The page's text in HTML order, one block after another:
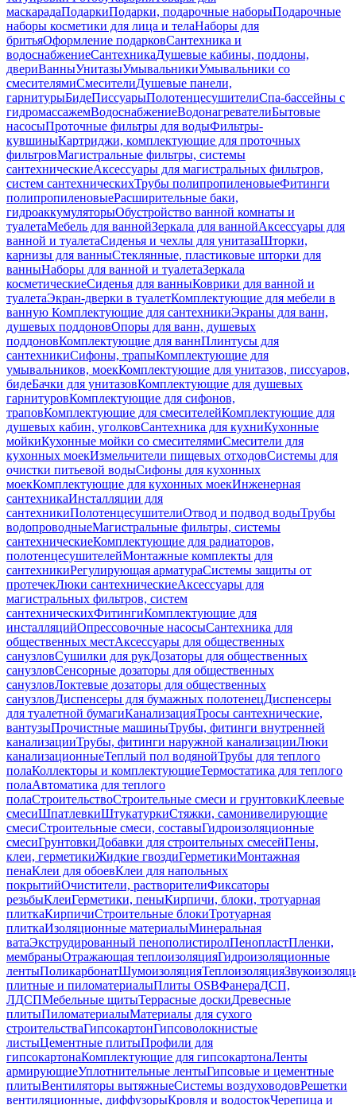
маскарадаПодаркиПодарки, подарочные наборыПодарочные
наборы косметики для лица и телаНаборы для
бритьяОформление подарковСантехника и
водоснабжениеСантехникаДушевые кабины, поддоны,
двериВанныУнитазыУмывальникиУмывальники со
смесителямиСмесителиДушевые панели,
гарнитурыБидеПиссуарыПолотенцесушителиСпа-бассейны с
гидромассажемВодоснабжениеВодонагревателиБытовые
насосыПроточные фильтры для водыФильтры-
кувшиныКартриджи, комплектующие для проточных
фильтровМагистральные фильтры, системы
сантехническиеАксессуары для магистральных фильтров,
систем сантехническихТрубы полипропиленовыеФитинги
полипропиленовыеРасширительные баки,
гидроаккумуляторыОбустройство ванной комнаты и
туалетаМебель для ваннойЗеркала для ваннойАксессуары для
ванной и туалетаСиденья и чехлы для унитазаШторки,
карнизы для ванныСтеклянные, пластиковые шторки для
ванныНаборы для ванной и туалетаЗеркала
косметическиеСиденья для ванныКоврики для ванной и
туалетаЭкран-дверки в туалетКомплектующие для мебели в
ванную Комплектующие для сантехникиЭкраны для ванн,
душевых поддоновОпоры для ванн, душевых
поддоновКомплектующие для ваннПлинтусы для
сантехникиСифоны, трапыКомплектующие для
умывальников, моекКомплектующие для унитазов, писсуаров,
бидеБачки для унитазовКомплектующие для душевых
гарнитуровКомплектующие для сифонов,
траповКомплектующие для смесителейКомплектующие для
душевых кабин, уголковСантехника для кухниКухонные
мойкиКухонные мойки со смесителямиСмесители для
кухонных моекИзмельчители пищевых отходовСистемы для
очистки питьевой водыСифоны для кухонных
моекКомплектующие для кухонных моекИнженерная
сантехникаИнсталляции для
сантехникиПолотенцесушителиОтвод и подвод водыТрубы
водопроводныеМагистральные фильтры, системы
сантехническиеКомплектующие для радиаторов,
полотенцесушителейМонтажные комплекты для
сантехникиРегулирующая арматураСистемы защиты от
протечекЛюки сантехническиеАксессуары для
магистральных фильтров, систем
сантехническихФитингиКомплектующие для
инсталляцийОпрессовочные насосыСантехника для
общественных местАксессуары для общественных
санузловСушилки для рукДозаторы для общественных
санузловСенсорные дозаторы для общественных
санузловЛоктевые дозаторы для общественных
санузловДиспенсеры для бумажных полотенецДиспенсеры
для туалетной бумагиКанализацияТросы сантехнические,
вантузыПрочистные машиныТрубы, фитинги внутренней
канализацииТрубы, фитинги наружной канализацииЛюки
канализационныеТеплый пол водянойТрубы для теплого
полаКоллекторы и комплектующиеТермостатика для теплого
полаАвтоматика для теплого
полаСтроительствоСтроительные смеси и грунтовкиКлеевые
смесиШпатлевкиШтукатуркиСтяжки, самонивелирующие
смесиСтроительные смеси, составыГидроизоляционные
смесиГрунтовкиДобавки для строительных смесейПены,
клеи, герметикиЖидкие гвоздиГерметикиМонтажная
пенаКлеи для обоевКлеи для напольных
покрытийОчистители, растворителиФиксаторы
резьбыКлеиГерметики, пеныКирпичи, блоки, тротуарная
плиткаКирпичиСтроительные блокиТротуарная
плиткаИзоляционные материалыМинеральная
ватаЭкструдированный пенополистиролПенопластПленки,
мембраныОтражающая теплоизоляцияГидроизоляционные
лентыПоликарбонатШумоизоляцияТеплоизоляция
плитные и пиломатериалыПлиты OSBФанераДСП,
ЛДСПМебельные щитыТеррасные доскиДревесные
плитыПиломатериалыМатериалы для сухого
строительстваГипсокартонГипсоволокнистые
листыЦементные плитыПрофили для
гипсокартонаКомплектующие для гипсокартонаЛенты
армирующиеУплотнительные лентыГипсовые и цементные
плитыВентиляторы вытяжныеСистемы воздуховодовРешетки
вентиляционные, диффузорыКровля и водостокЧерепица и